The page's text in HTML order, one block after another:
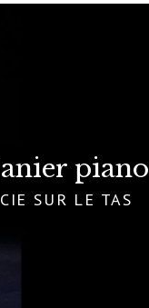
piano
CIE SUR LE TAS